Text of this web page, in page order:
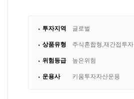
투자지역 글로벌
상품유형 주식혼합형,재간접투자
위험등급 높은위험
운용사 키움투자자산운용